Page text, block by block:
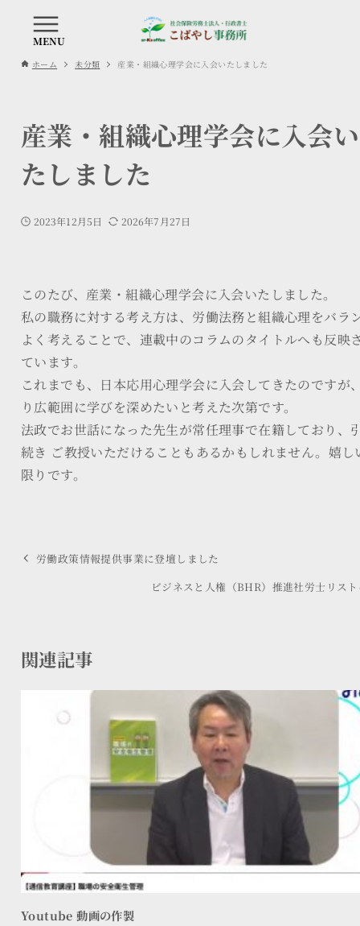
ホーム 未分類 産業・組織心理学会に入会いたしました
産業・組織心理学会に入会い
たしました
2023年12月5日 2026年7月27日
このたび、産業・組織心理学会に入会いたしました。
私の職務に対する考え方は、労働法務と組織心理をバラ
よく考えることで、連載中のコラムのタイトルへも反映
ています。
これまでも、日本応用心理学会に入会してきたのですが
り広範囲に学びを深めたいと考えた次第です。
法政でお世話になった先生が常任理事で在籍しており、
続き ご教授いただけることもあるかもしれません。嬉し
限りです。
労働政策情報提供事業に登壇しました
ビジネスと人権（BHR）推進社労士リス
関連記事
Youtube 動画の作製